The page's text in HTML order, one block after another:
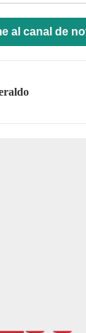
al canal de